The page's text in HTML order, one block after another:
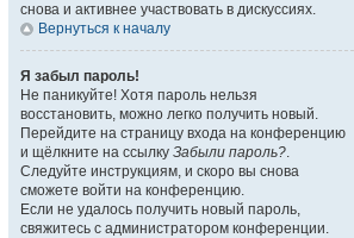
снова и активнее участвовать в дискуссиях.
Вернуться к началу
Я забыл пароль!
Не паникуйте! Хотя пароль нельзя
восстановить, можно легко получить новый.
Перейдите на страницу входа на конференцию
и щёлкните на ссылку Забыли пароль?.
Следуйте инструкциям, и скоро вы снова
сможете войти на конференцию.
Если не удалось получить новый пароль,
свяжитесь с администратором конференции.